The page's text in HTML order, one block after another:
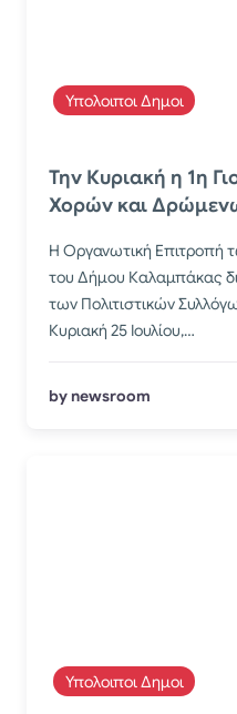
Υπολοιποι Δημοι
Την Κυριακή η 1η
Χορών και
Η Οργανωτική Επιτροπή
του Δήμου Καλαμπάκας
των Πολιτιστικών
Κυριακή 25 Ιουλίου,…
by newsroom
Υπολοιποι Δημοι